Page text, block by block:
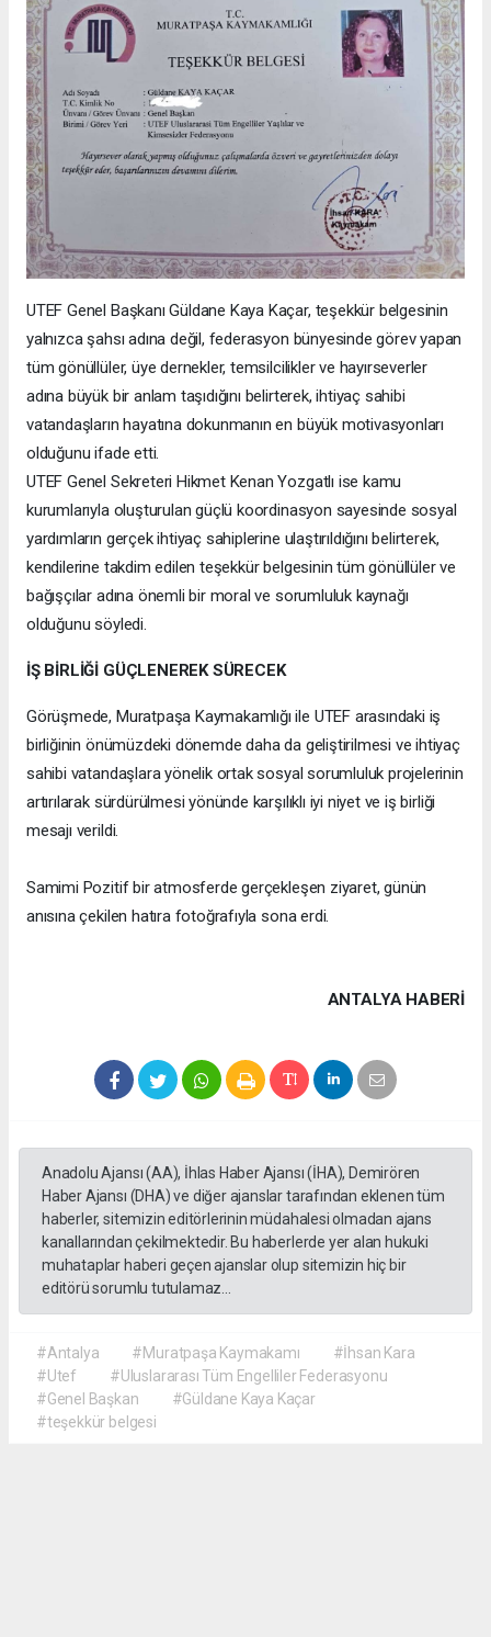
UTEF Genel Başkanı Güldane Kaya Kaçar, teşekkür belgesinin
yalnızca şahsı adına değil, federasyon bünyesinde görev yapan
tüm gönüllüler, üye dernekler, temsilcilikler ve hayırseverler
adına büyük bir anlam taşıdığını belirterek, ihtiyaç sahibi
vatandaşların hayatına dokunmanın en büyük motivasyonları
olduğunu ifade etti.
UTEF Genel Sekreteri Hikmet Kenan Yozgatlı ise kamu
kurumlarıyla oluşturulan güçlü koordinasyon sayesinde sosyal
yardımların gerçek ihtiyaç sahiplerine ulaştırıldığını belirterek,
kendilerine takdim edilen teşekkür belgesinin tüm gönüllüler ve
bağışçılar adına önemli bir moral ve sorumluluk kaynağı
olduğunu söyledi.
İŞ BİRLİĞİ GÜÇLENEREK SÜRECEK
Görüşmede, Muratpaşa Kaymakamlığı ile UTEF arasındaki iş
birliğinin önümüzdeki dönemde daha da geliştirilmesi ve ihtiyaç
sahibi vatandaşlara yönelik ortak sosyal sorumluluk projelerinin
artırılarak sürdürülmesi yönünde karşılıklı iyi niyet ve iş birliği
mesajı verildi.
Samimi Pozitif bir atmosferde gerçekleşen ziyaret, günün
anısına çekilen hatıra fotoğrafıyla sona erdi.
ANTALYA HABERİ
Anadolu Ajansı (AA), İhlas Haber Ajansı (İHA), Demirören
Haber Ajansı (DHA) ve diğer ajanslar tarafından eklenen tüm
haberler, sitemizin editörlerinin müdahalesi olmadan ajans
kanallarından çekilmektedir. Bu haberlerde yer alan hukuki
muhataplar haberi geçen ajanslar olup sitemizin hiç bir
editörü sorumlu tutulamaz...
#Antalya #Muratpaşa Kaymakamı
#İhsan Kara
#Utef
#Uluslararası Tüm Engelliler Federasyonu
#Genel Başkan
#Güldane Kaya Kaçar
#teşekkür belgesi